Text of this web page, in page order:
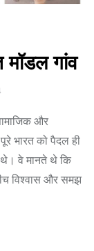
मॉडल गांव
और
भारत को पैदल ही
थे। वे मानते थे कि
विश्वास और समझ